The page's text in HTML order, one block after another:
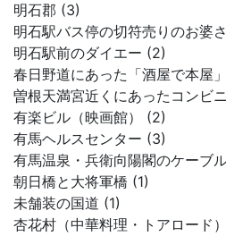
明石郡 (3)
明石駅バス停の切符売りのお婆
明石駅前のダイエー (2)
春日野道にあった「酒屋で本屋
曽根天満宮近くにあったコンビ
有楽ビル（映画館） (2)
有馬ヘルスセンター (3)
有馬温泉・兵衛向陽閣のケーブ
朝日橋と大将軍橋 (1)
未舗装の国道 (1)
杏花村（中華料理・トアロード